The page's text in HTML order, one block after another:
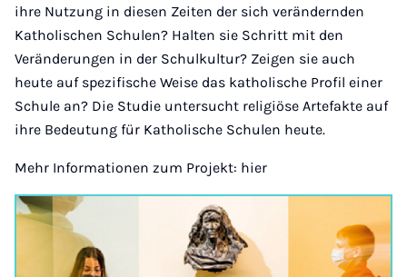
ihre Nutzung in diesen Zeiten der sich verändernden
Katholischen Schulen? Halten sie Schritt mit den
Veränderungen in der Schulkultur? Zeigen sie auch
heute auf spezifische Weise das katholische Profil einer
Schule an? Die Studie untersucht religiöse Artefakte auf
ihre Bedeutung für Katholische Schulen heute.
Mehr Informationen zum Projekt: hier